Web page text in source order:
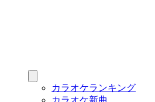
カラオケランキング
カラオケ新曲